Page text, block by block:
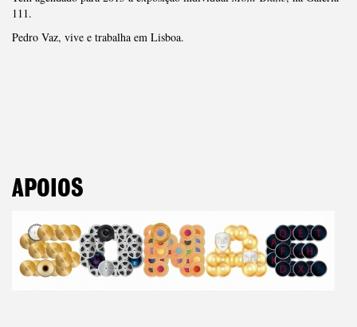
111.
Pedro Vaz, vive e trabalha em Lisboa.
APOIOS